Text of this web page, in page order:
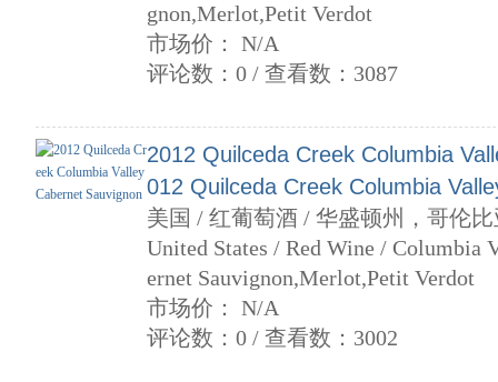
gnon,Merlot,Petit Verdot
市场价： N/A
评论数：0 / 查看数：3087
2012 Quilceda Creek Columbia
012 Quilceda Creek Columbia
美国 / 红葡萄酒 / 华盛顿州，哥伦
United States / Red Wine / Columbia
ernet Sauvignon,Merlot,Petit Verdot
市场价： N/A
评论数：0 / 查看数：3002